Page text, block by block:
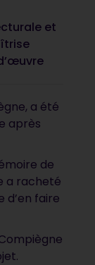
et
a été
après
de
a racheté
d’en faire